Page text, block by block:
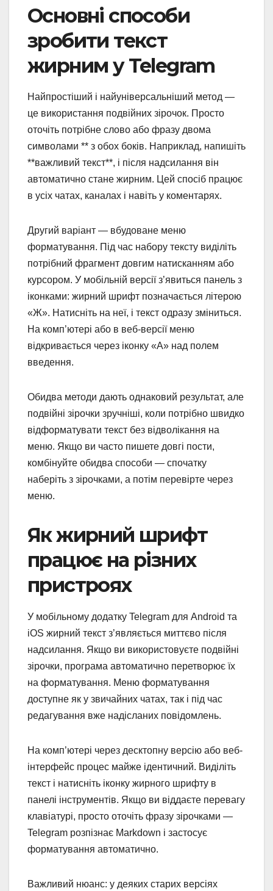
Основні способи
зробити текст
жирним у Telegram
Найпростіший і найуніверсальніший метод —
це використання подвійних зірочок. Просто
оточіть потрібне слово або фразу двома
символами ** з обох боків. Наприклад, напишіть
**важливий текст**, і після надсилання він
автоматично стане жирним. Цей спосіб працює
в усіх чатах, каналах і навіть у коментарях.
Другий варіант — вбудоване меню
форматування. Під час набору тексту виділіть
потрібний фрагмент довгим натисканням або
курсором. У мобільній версії з’явиться панель з
іконками: жирний шрифт позначається літерою
«Ж». Натисніть на неї, і текст одразу зміниться.
На комп’ютері або в веб-версії меню
відкривається через іконку «А» над полем
введення.
Обидва методи дають однаковий результат, але
подвійні зірочки зручніші, коли потрібно швидко
відформатувати текст без відволікання на
меню. Якщо ви часто пишете довгі пости,
комбінуйте обидва способи — спочатку
наберіть з зірочками, а потім перевірте через
меню.
Як жирний шрифт
працює на різних
пристроях
У мобільному додатку Telegram для Android та
iOS жирний текст з’являється миттєво після
надсилання. Якщо ви використовуєте подвійні
зірочки, програма автоматично перетворює їх
на форматування. Меню форматування
доступне як у звичайних чатах, так і під час
редагування вже надісланих повідомлень.
На комп’ютері через десктопну версію або веб-
інтерфейс процес майже ідентичний. Виділіть
текст і натисніть іконку жирного шрифту в
панелі інструментів. Якщо ви віддаєте перевагу
клавіатурі, просто оточіть фразу зірочками —
Telegram розпізнає Markdown і застосує
форматування автоматично.
Важливий нюанс: у деяких старих версіях